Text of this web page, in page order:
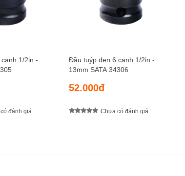
1/2in -
đánh giá
Đầu tuýp đen 6 cạnh 1/2in -
13mm SATA 34306
52.000đ
Chưa có đánh giá